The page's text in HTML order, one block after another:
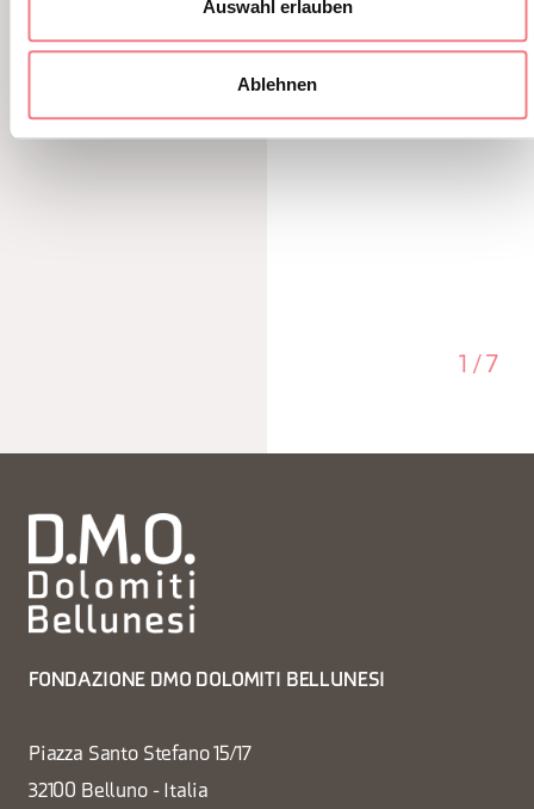
Auswahl erlauben
Ablehnen
1 / 7
FONDAZIONE DMO DOLOMITI BELLUNESI
Piazza Santo Stefano 15/17
32100 Belluno - Italia